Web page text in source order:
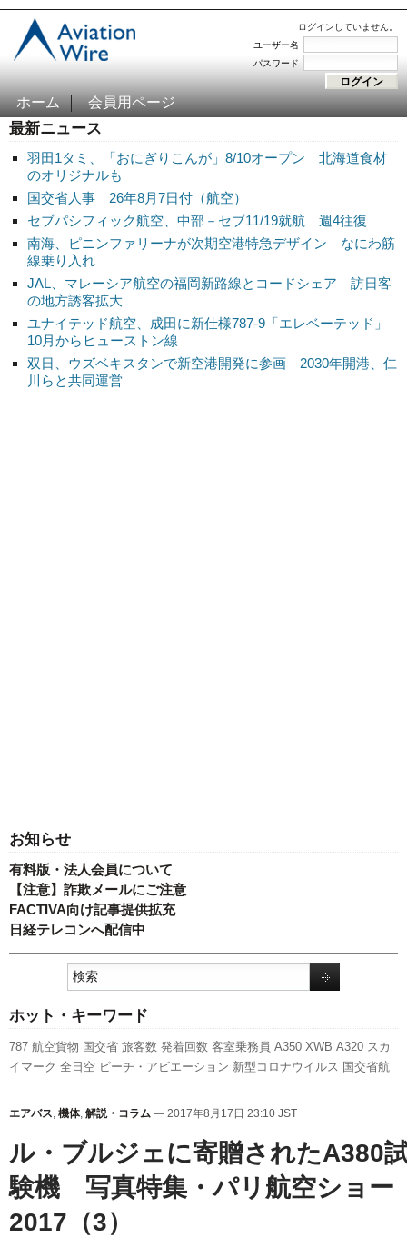
ログインしていません。
ユーザー名
パスワード
ホーム 会員用ページ
最新ニュース
羽田1タミ、「おにぎりこんが」8/10オープン 北海道食材
のオリジナルも
国交省人事 26年8月7日付（航空）
セブパシフィック航空、中部－セブ11/19就航 週4往復
南海、ピニンファリーナが次期空港特急デザイン なにわ筋
線乗り入れ
JAL、マレーシア航空の福岡新路線とコードシェア 訪日客
の地方誘客拡大
ユナイテッド航空、成田に新仕様787-9「エレベーテッド」
10月からヒューストン線
双日、ウズベキスタンで新空港開発に参画 2030年開港、仁
川らと共同運営
お知らせ
有料版・法人会員について
【注意】詐欺メールにご注意
FACTIVA向け記事提供拡充
日経テレコンへ配信中
ホット・キーワード
787 航空貨物 国交省 旅客数 発着回数 客室乗務員 A350 XWB A320 スカ
イマーク 全日空 ピーチ・アビエーション 新型コロナウイルス 国交省航
績 成田空港 エアバス セントレア LCC スターフライヤー
関西空港
777
エアバス, 機体, 解説・コラム — 2017年8月17日 23:10 JST
ル・ブルジェに寄贈されたA380
験機 写真特集・パリ航空ショー
2017（3）